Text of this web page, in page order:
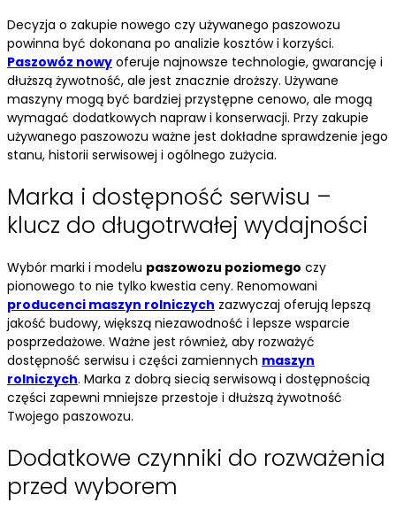
Decyzja o zakupie nowego czy używanego paszowozu
powinna być dokonana po analizie kosztów i korzyści.
Paszowóz nowy oferuje najnowsze technologie, gwarancję i
dłuższą żywotność, ale jest znacznie droższy. Używane
maszyny mogą być bardziej przystępne cenowo, ale mogą
wymagać dodatkowych napraw i konserwacji. Przy zakupie
używanego paszowozu ważne jest dokładne sprawdzenie jego
stanu, historii serwisowej i ogólnego zużycia.
Marka i dostępność serwisu –
klucz do długotrwałej wydajności
Wybór marki i modelu paszowozu poziomego czy
pionowego to nie tylko kwestia ceny. Renomowani
producenci maszyn rolniczych zazwyczaj oferują lepszą
jakość budowy, większą niezawodność i lepsze wsparcie
posprzedażowe. Ważne jest również, aby rozważyć
dostępność serwisu i części zamiennych maszyn
rolniczych. Marka z dobrą siecią serwisową i dostępnością
części zapewni mniejsze przestoje i dłuższą żywotność
Twojego paszowozu.
Dodatkowe czynniki do rozważenia
przed wyborem